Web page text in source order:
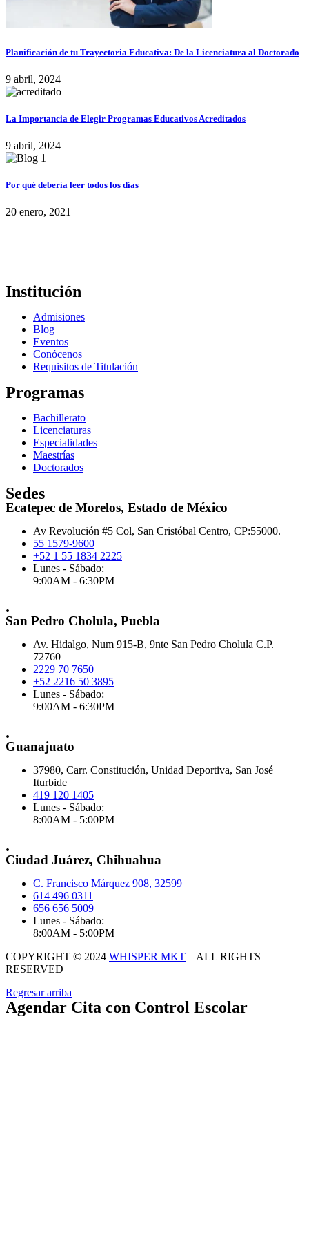
Planificación de tu Trayectoria Educativa: De la Licenciatura al Doctorado
9 abril, 2024
La Importancia de Elegir Programas Educativos Acreditados
9 abril, 2024
Por qué debería leer todos los días
20 enero, 2021
Institución
Admisiones
Blog
Eventos
Conócenos
Requisitos de Titulación
Programas
Bachillerato
Licenciaturas
Especialidades
Maestrías
Doctorados
Sedes
Ecatepec de Morelos, Estado de México
Av Revolución #5 Col, San Cristóbal Centro, CP:55000.
55 1579-9600
+52 1 55 1834 2225
Lunes - Sábado:
9:00AM - 6:30PM
.
San Pedro Cholula, Puebla
Av. Hidalgo, Num 915-B, 9nte San Pedro Cholula C.P.
72760
2229 70 7650
+52 2216 50 3895
Lunes - Sábado:
9:00AM - 6:30PM
.
Guanajuato
37980, Carr. Constitución, Unidad Deportiva, San José
Iturbide
419 120 1405
Lunes - Sábado:
8:00AM - 5:00PM
.
Ciudad Juárez, Chihuahua
C. Francisco Márquez 908, 32599
614 496 0311
656 656 5009
Lunes - Sábado:
8:00AM - 5:00PM
COPYRIGHT © 2024 WHISPER MKT – ALL RIGHTS
RESERVED
Regresar arriba
Agendar Cita con Control Escolar